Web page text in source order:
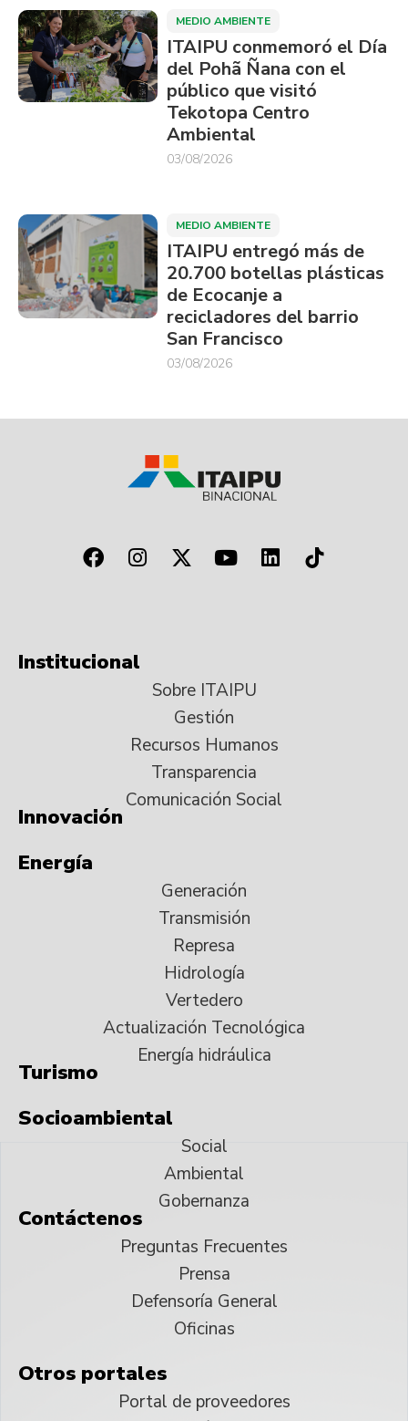
MEDIO AMBIENTE
ITAIPU conmemoró el Día
del Pohã Ñana con el
público que visitó
Tekotopa Centro
Ambiental
03/08/2026
MEDIO AMBIENTE
ITAIPU entregó más de
20.700 botellas plásticas
de Ecocanje a
recicladores del barrio
San Francisco
03/08/2026
Institucional
Sobre ITAIPU
Gestión
Recursos Humanos
Transparencia
Comunicación Social
Innovación
Energía
Generación
Transmisión
Represa
Hidrología
Vertedero
Actualización Tecnológica
Energía hidráulica
Turismo
Socioambiental
Social
Ambiental
Gobernanza
Contáctenos
Preguntas Frecuentes
Prensa
Defensoría General
Oficinas
Otros portales
Portal de proveedores